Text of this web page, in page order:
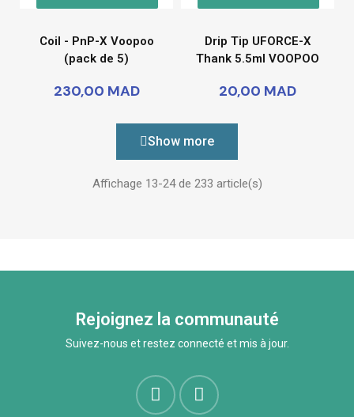
Coil - PnP-X Voopoo
(pack de 5)
230,00 MAD
Drip Tip UFORCE-X
Thank 5.5ml VOOPOO
20,00 MAD
Show more
Affichage 13-24 de 233 article(s)
Rejoignez la communauté
Suivez-nous et restez connecté et mis à jour.